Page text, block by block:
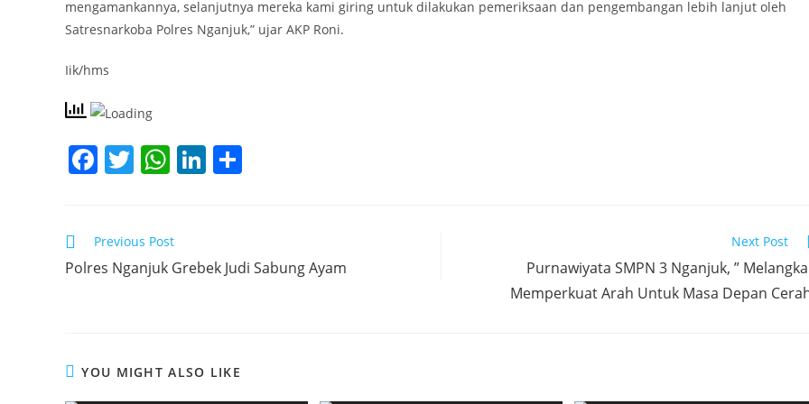
mengamankannya, selanjutnya mereka kami giring untuk dilakukan pemeriksaan dan pengembangan lebih lanjut oleh
Satresnarkoba Polres Nganjuk,” ujar AKP Roni.
Iik/hms
F
e
b
k
T
er
W
s
A
Li
dI
Read
more
articles
Previous Post
Polres Nganjuk Grebek Judi Sabung Ayam
Next Post
Purnawiyata SMPN 3 Nganjuk, ”
Memperkuat Arah Untuk Masa Depan
YOU MIGHT ALSO LIKE